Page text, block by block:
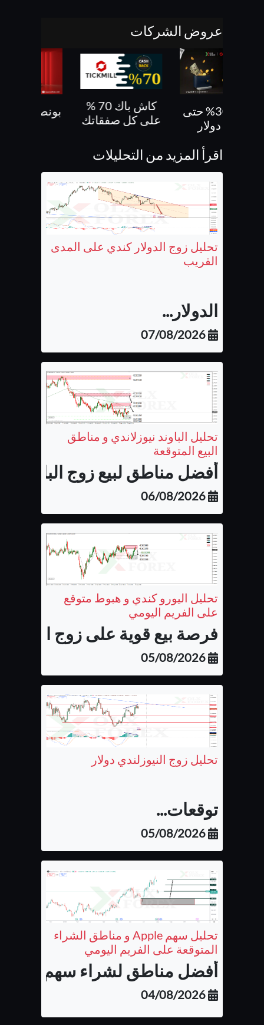
عروض الشركات
بونص 30% حتى
كاش باك 70 %
على كل صفقاتك
اقرأ المزيد من التحليلات
تحليل زوج الدولار كندي على المدى
القريب
الدولار...
07/08/2026
تحليل الباوند نيوزلاندي و مناطق
البيع المتوقعة
أفضل مناطق لبيع زوج الباوند
06/08/2026
تحليل اليورو كندي و هبوط متوقع
على الفريم اليومي
فرصة بيع قوية على زوج اليورو
05/08/2026
تحليل زوج النيوزلندي دولار
توقعات...
05/08/2026
تحليل سهم Apple و مناطق الشراء
المتوقعة على الفريم اليومي
أفضل مناطق لشراء سهم شركة
04/08/2026